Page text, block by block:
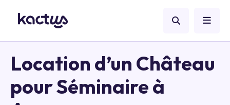
Location d’un Château
pour Séminaire à